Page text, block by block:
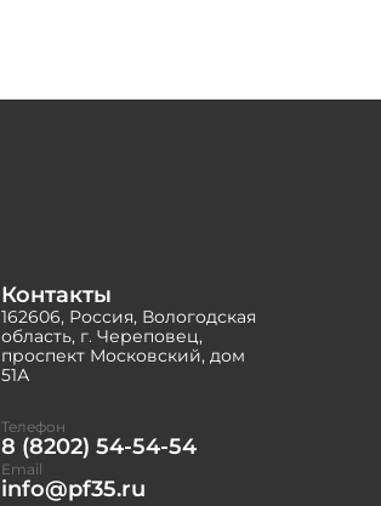
Контакты
162606, Россия, Вологодская
область, г. Череповец,
проспект Московский, дом
51А
Телефон
8 (8202) 54-54-54
Email
info@pf35.ru